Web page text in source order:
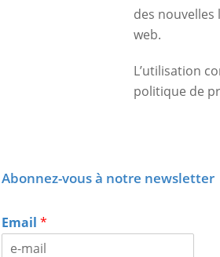
des
web.
L’utilisation
politique de
Abonnez-vous à notre newsletter
Email *